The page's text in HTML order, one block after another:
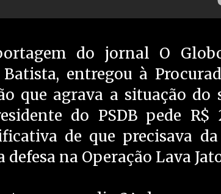
do jornal O
entregou à
que agrava a situação do
do PSDB pede
de que precisava
defesa na Operação Lava